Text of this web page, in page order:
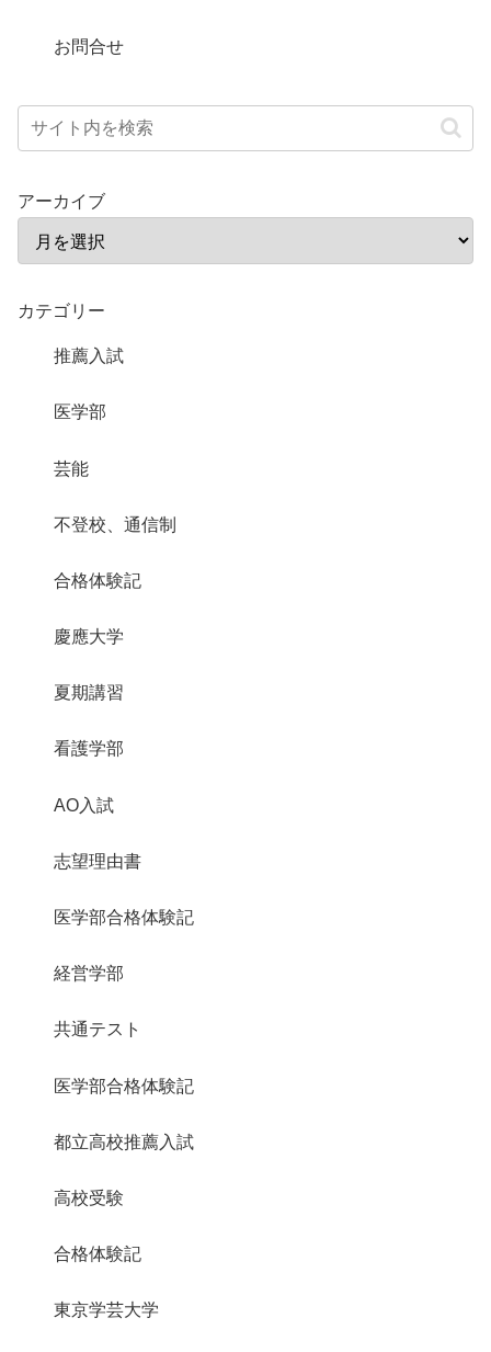
お問合せ
アーカイブ
カテゴリー
推薦入試
医学部
芸能
不登校、通信制
合格体験記
慶應大学
夏期講習
看護学部
AO入試
志望理由書
医学部合格体験記
経営学部
共通テスト
医学部合格体験記
都立高校推薦入試
高校受験
合格体験記
東京学芸大学